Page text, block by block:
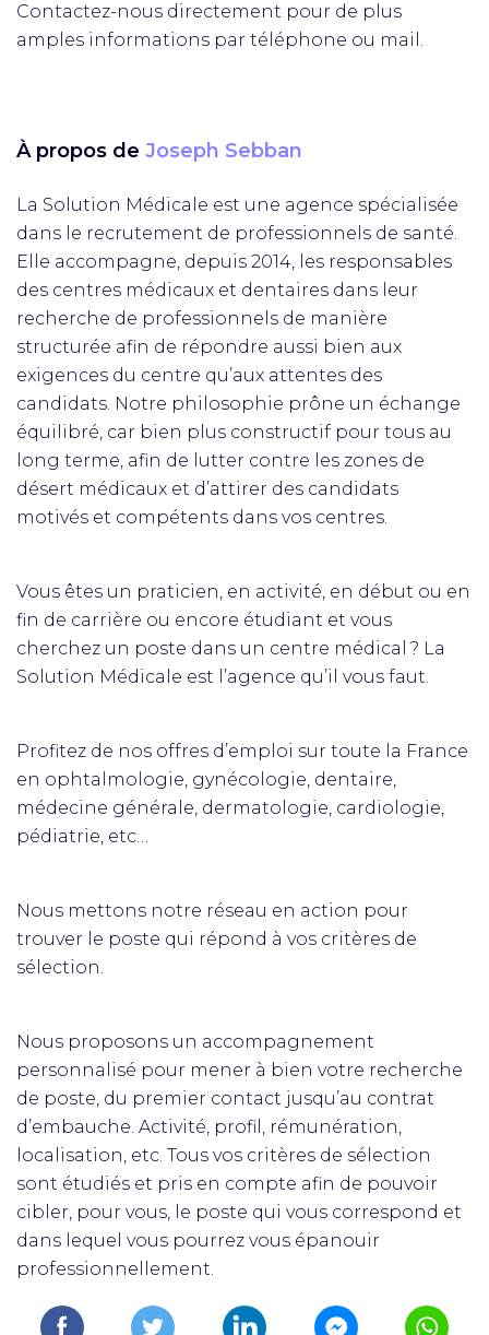
Contactez-nous directement pour de plus
amples informations par téléphone ou mail.
À propos de Joseph Sebban
La Solution Médicale est une agence spécialisée
dans le recrutement de professionnels de santé.
Elle accompagne, depuis 2014, les responsables
des centres médicaux et dentaires dans leur
recherche de professionnels de manière
structurée afin de répondre aussi bien aux
exigences du centre qu’aux attentes des
candidats. Notre philosophie prône un échange
équilibré, car bien plus constructif pour tous au
long terme, afin de lutter contre les zones de
désert médicaux et d’attirer des candidats
motivés et compétents dans vos centres.
Vous êtes un praticien, en activité, en début ou en
fin de carrière ou encore étudiant et vous
cherchez un poste dans un centre médical ? La
Solution Médicale est l’agence qu’il vous faut.
Profitez de nos offres d’emploi sur toute la France
en ophtalmologie, gynécologie, dentaire,
médecine générale, dermatologie, cardiologie,
pédiatrie, etc…
Nous mettons notre réseau en action pour
trouver le poste qui répond à vos critères de
sélection.
Nous proposons un accompagnement
personnalisé pour mener à bien votre recherche
de poste, du premier contact jusqu’au contrat
d’embauche. Activité, profil, rémunération,
localisation, etc. Tous vos critères de sélection
sont étudiés et pris en compte afin de pouvoir
cibler, pour vous, le poste qui vous correspond et
dans lequel vous pourrez vous épanouir
professionnellement.